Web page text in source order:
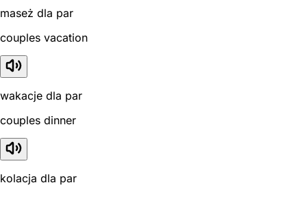
maseż dla par
couples vacation
wakacje dla par
couples dinner
kolacja dla par